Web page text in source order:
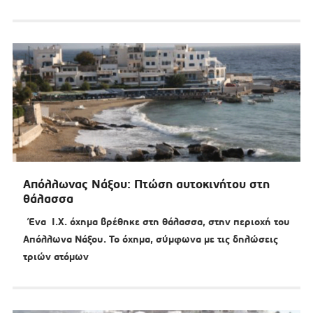
Απόλλωνας Νάξου: Πτώση αυτοκινήτου στη
θάλασσα
Ένα Ι.Χ. όχημα βρέθηκε στη θάλασσα, στην περιοχή του
Απόλλωνα Νάξου. Το όχημα, σύμφωνα με τις δηλώσεις
τριών ατόμων